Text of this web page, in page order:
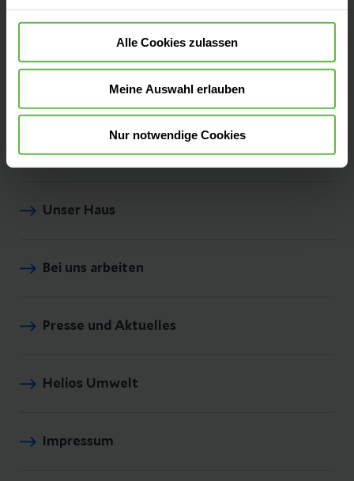
Alle Cookies zulassen
Meine Auswahl erlauben
Nur notwendige Cookies
Instituten liegt am grünen Stadtrand von
Leistungen finden
Unser Haus
Bei uns arbeiten
Presse und Aktuelles
Helios Umwelt
Impressum